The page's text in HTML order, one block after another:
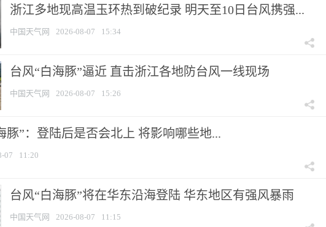
浙江多地现高温玉环热到破纪录 明天至10日台风携强...
中国天气网 2026-08-07 15:34
台风“白海豚”逼近 直击浙江各地防台风一线现场
中国天气网 2026-08-07 15:26
豚”：登陆后是否会北上 将影响哪些地...
07 11:20
台风“白海豚”将在华东沿海登陆 华东地区有强风暴雨
中国天气网 2026-08-07 11:15